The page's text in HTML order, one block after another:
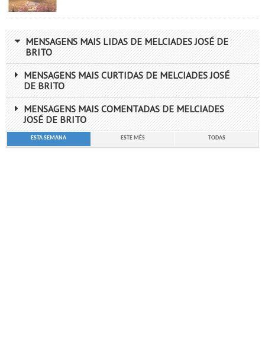
MENSAGENS MAIS LIDAS DE MELCIADES JOSÉ DE
BRITO
MENSAGENS MAIS CURTIDAS DE MELCIADES JOSÉ
DE BRITO
MENSAGENS MAIS COMENTADAS DE MELCIADES
JOSÉ DE BRITO
ESTA SEMANA ESTE MÊS TODAS